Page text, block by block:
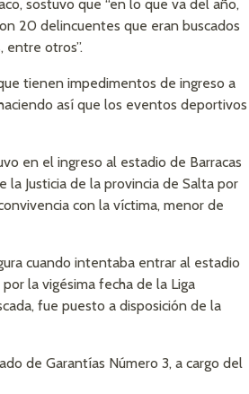
sostuvo que “en lo que va del año,
20 delincuentes que eran buscados
entre otros”.
tienen impedimentos de ingreso a
así que los eventos deportivos
en el ingreso al estadio de Barracas
Justicia de la provincia de Salta por
con la víctima, menor de
cuando intentaba entrar al estadio
la vigésima fecha de la Liga
fue puesto a disposición de la
de Garantías Número 3, a cargo del